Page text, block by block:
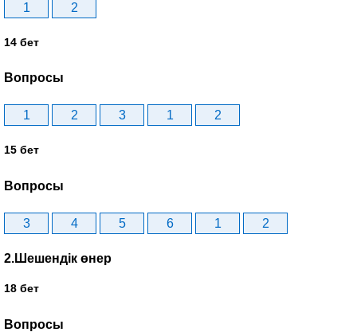
1
2
14 бет
Вопросы
1 2 3 1 2
15 бет
Вопросы
3 4 5 6 1 2
2.Шешендік өнер
18 бет
Вопросы